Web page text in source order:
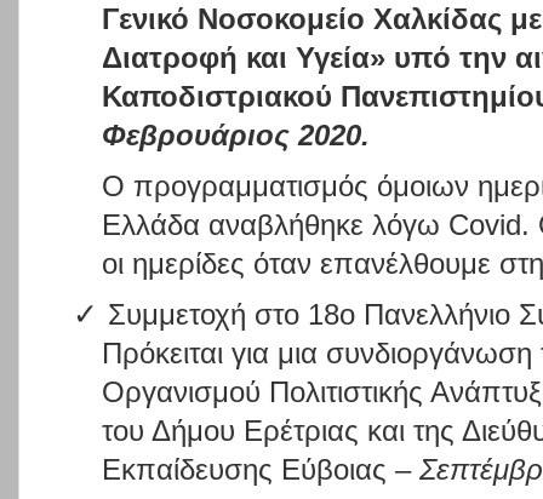
Γενικό Νοσοκομείο Χαλκίδας
Διατροφή και Υγεία» υπό την
Καποδιστριακού
Φεβρουάριος 2020.
Ο προγραμματισμός όμοιων
Ελλάδα αναβλήθηκε λόγω Covid.
οι ημερίδες όταν επανέλθουμε
✓ Συμμετοχή στο 18o Πανελλήνιο
Πρόκειται για μια
Οργανισμού Πολιτιστικής
του Δήμου Ερέτριας και της
Εκπαίδευσης Εύβοιας –